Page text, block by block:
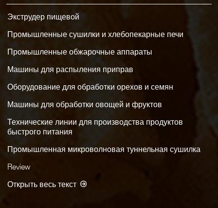
Экструдер пищевой
Промышленные сушилки и хлебопекарные печи
Промышленные обжарочные аппараты
Машины для распыления приправ
Оборудование для обработки орехов и семян
Машины для обработки овощей и фруктов
Технические линии для производства продуктов
быстрого питания
Промышленная микроволновая туннельная сушилка
Review
Открыть весь текст